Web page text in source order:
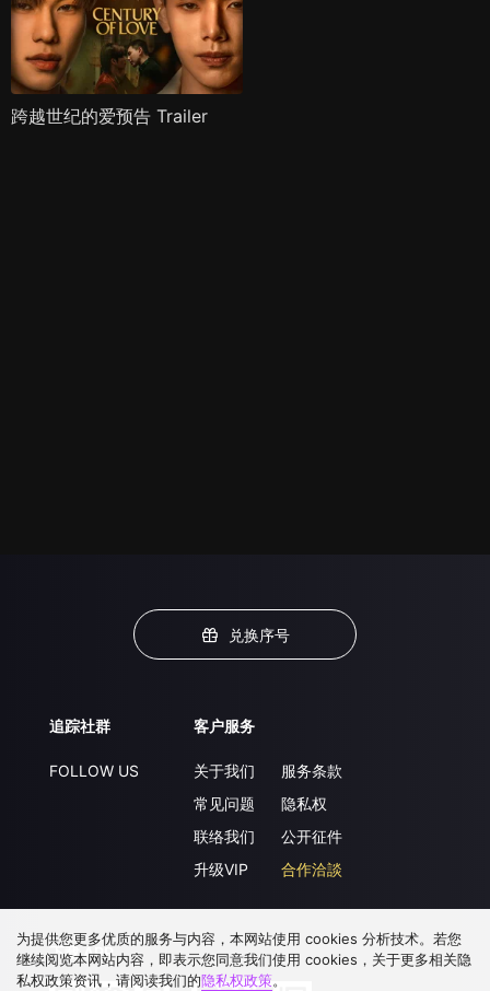
跨越世纪的爱预告 Trailer
兑换序号
追踪社群
FOLLOW US
客户服务
关于我们
常见问题
联络我们
升级VIP
服务条款
隐私权
公开征件
合作洽談
下载 APP
为提供您更多优质的服务与内容，本网站使用 cookies 分析技术。若您
继续阅览本网站内容，即表示您同意我们使用 cookies，关于更多相关隐
私权政策资讯，请阅读我们的隐私权政策。